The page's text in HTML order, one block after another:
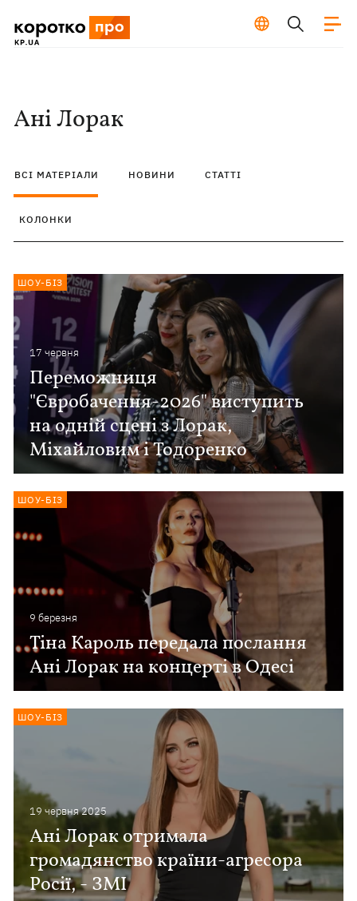
Ані Лорак
ВСІ МАТЕРІАЛИ НОВИНИ СТАТТІ
КОЛОНКИ
17 червня
Переможниця
"Євробачення-2026" виступить
на одній сцені з Лорак,
Міхайловим і Тодоренко
ШОУ-БІЗ
9 березня
Тіна Кароль передала послання
Ані Лорак на концерті в Одесі
ШОУ-БІЗ
19 червня 2025
Ані Лорак отримала
громадянство країни-агресора
Росії, - ЗМІ
ШОУ-БІЗ